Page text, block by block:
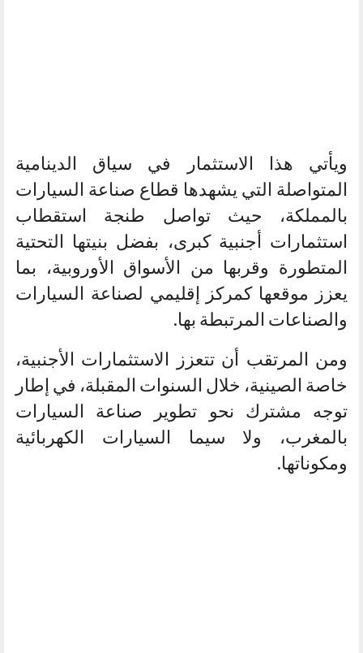
ويأتي هذا الاستثمار في سياق الدينامية
المتواصلة التي يشهدها قطاع صناعة السيارات
بالمملكة، حيث تواصل طنجة استقطاب
استثمارات أجنبية كبرى، بفضل بنيتها التحتية
المتطورة وقربها من الأسواق الأوروبية، بما
يعزز موقعها كمركز إقليمي لصناعة السيارات
والصناعات المرتبطة بها.
ومن المرتقب أن تتعزز الاستثمارات الأجنبية،
خاصة الصينية، خلال السنوات المقبلة، في إطار
توجه مشترك نحو تطوير صناعة السيارات
بالمغرب، ولا سيما السيارات الكهربائية
ومكوناتها.